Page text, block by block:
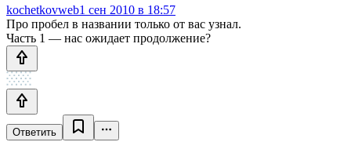
kochetkovweb1 сен 2010 в 18:57
Про пробел в названии только от вас узнал.
Часть 1 — нас ожидает продолжение?
Ответить